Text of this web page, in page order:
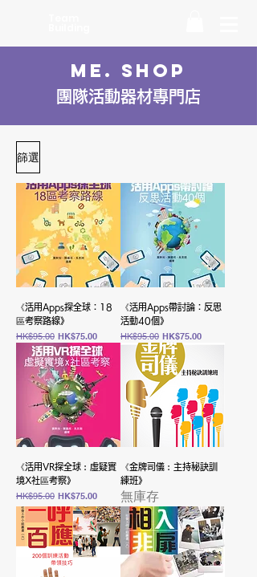
ME. SHOP
團隊活動器材專門店
篩選
《活用Apps探全球：18
區考察路線》
一般價格
HK$95.00 促銷價格
HK$75.00
《活用Apps帶討論：反思
活動40個》
一般價格
HK$95.00 促銷價格
HK$75.00
《活用VR探全球︰虛疑實
境X社區考察》
一般價格
HK$95.00 促銷價格
HK$75.00
《金牌司儀︰主持秘訣訓
練班》
無庫存